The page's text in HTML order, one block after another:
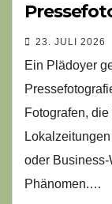
23. JULI 2026
Ein Plädoyer
Fotografen,
oder
Phänomen.…